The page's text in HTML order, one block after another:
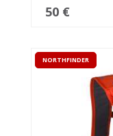
50 €
NORTHFINDER